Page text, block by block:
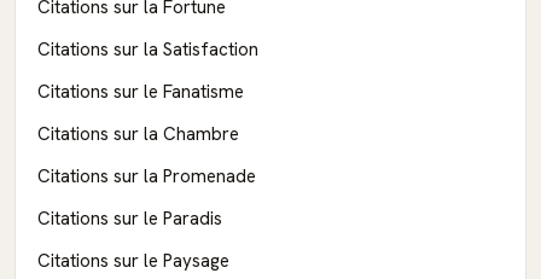
Citations sur la Fortune
Citations sur la Satisfaction
Citations sur le Fanatisme
Citations sur la Chambre
Citations sur la Promenade
Citations sur le Paradis
Citations sur le Paysage